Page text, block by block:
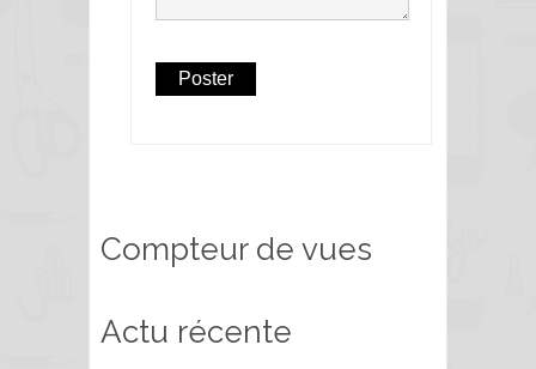
Compteur de vues
Actu récente